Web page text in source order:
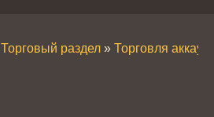
Торговый раздел » Торговля